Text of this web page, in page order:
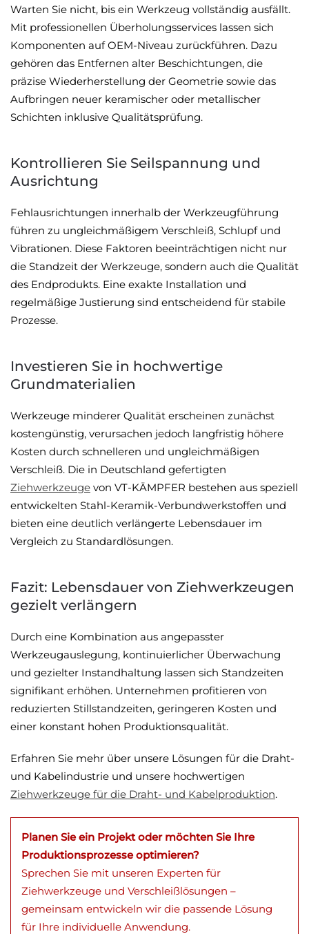
Warten Sie nicht, bis ein Werkzeug vollständig ausfällt.
Mit professionellen Überholungsservices lassen sich
Komponenten auf OEM-Niveau zurückführen. Dazu
gehören das Entfernen alter Beschichtungen, die
präzise Wiederherstellung der Geometrie sowie das
Aufbringen neuer keramischer oder metallischer
Schichten inklusive Qualitätsprüfung.
Kontrollieren Sie Seilspannung und
Ausrichtung
Fehlausrichtungen innerhalb der Werkzeugführung
führen zu ungleichmäßigem Verschleiß, Schlupf und
Vibrationen. Diese Faktoren beeinträchtigen nicht nur
die Standzeit der Werkzeuge, sondern auch die Qualität
des Endprodukts. Eine exakte Installation und
regelmäßige Justierung sind entscheidend für stabile
Prozesse.
Investieren Sie in hochwertige
Grundmaterialien
Werkzeuge minderer Qualität erscheinen zunächst
kostengünstig, verursachen jedoch langfristig höhere
Kosten durch schnelleren und ungleichmäßigen
Verschleiß. Die in Deutschland gefertigten
Ziehwerkzeuge von VT-KÄMPFER bestehen aus speziell
entwickelten Stahl-Keramik-Verbundwerkstoffen und
bieten eine deutlich verlängerte Lebensdauer im
Vergleich zu Standardlösungen.
Fazit: Lebensdauer von Ziehwerkzeugen
gezielt verlängern
Durch eine Kombination aus angepasster
Werkzeugauslegung, kontinuierlicher Überwachung
und gezielter Instandhaltung lassen sich Standzeiten
signifikant erhöhen. Unternehmen profitieren von
reduzierten Stillstandzeiten, geringeren Kosten und
einer konstant hohen Produktionsqualität.
Erfahren Sie mehr über unsere Lösungen für die Draht-
und Kabelindustrie und unsere hochwertigen
Ziehwerkzeuge für die Draht- und Kabelproduktion.
Planen Sie ein Projekt oder möchten Sie Ihre
Produktionsprozesse optimieren?
Sprechen Sie mit unseren Experten für
Ziehwerkzeuge und Verschleißlösungen –
gemeinsam entwickeln wir die passende Lösung
für Ihre individuelle Anwendung.